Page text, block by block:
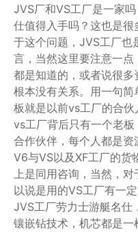
JVS厂和VS工厂是一家
仕值得入手吗？这也是
于这个问题，JVS工厂也
言，当然这里要注意一点
都是知道的，或者说很
根本没有关系。用一句
板就是以前vs工厂的合伙
vs工厂背后只有一个老
合作伙伴，每个人都是资
V6与VS以及XF工厂的货
上是同用咨询，当然，
以说是用的VS工厂有一
JVS工厂劳力士游艇名仕
镶嵌钻技术，机芯都是